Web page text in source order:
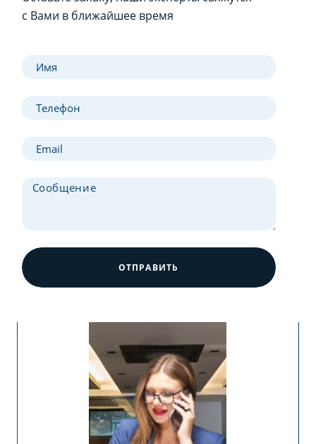
с Вами в ближайшее время
ОТПРАВИТЬ